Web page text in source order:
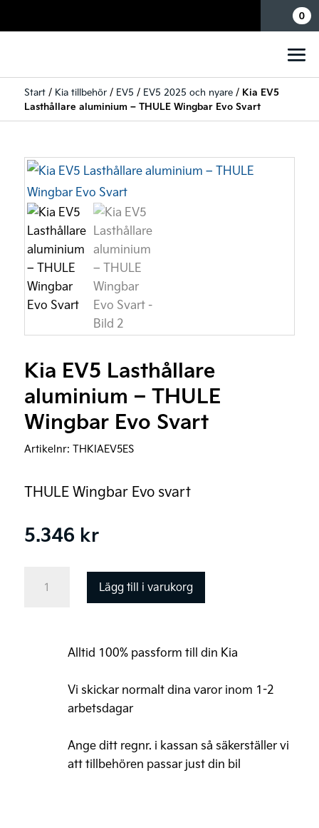
0
Start/ Kia tillbehör/ EV5 / EV5 2025 och nyare/ Kia EV5
Lasthållare aluminium – THULE Wingbar Evo Svart
Kia EV5 Lasthållare
aluminium – THULE
Wingbar Evo Svart
Artikelnr: THKIAEV5ES
THULE Wingbar Evo svart
5.346 kr
Wingbar
Lägg till i varukorg
Alltid 100% passform till din Kia
Vi skickar normalt dina varor inom 1-2
arbetsdagar
Ange ditt regnr. i kassan så säkerställer vi
att tillbehören passar just din bil